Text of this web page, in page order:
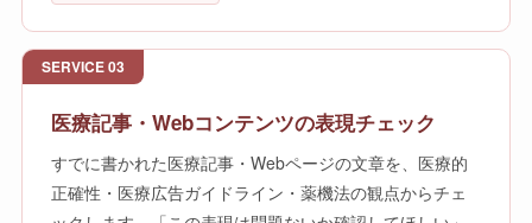
SERVICE 03
医療記事・Webコンテンツの表現チェック
すでに書かれた医療記事・Webページの文章を、医療的
正確性・医療広告ガイドライン・薬機法の観点からチェ